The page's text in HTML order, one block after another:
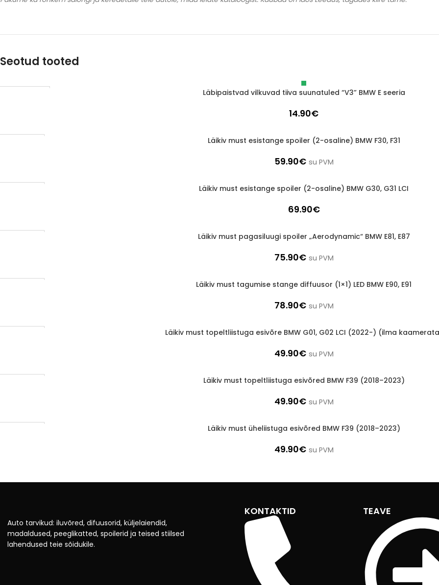
Seotud tooted
Läbipaistvad vilkuvad tiiva suunatuled “V3” BMW E seeria
14.90€
Läikiv must esistange spoiler (2-osaline) BMW F30, F31
59.90€ su PVM
Läikiv must esistange spoiler (2-osaline) BMW G30, G31 LCI
69.90€
Läikiv must pagasiluugi spoiler „Aerodynamic“ BMW E81, E87
75.90€ su PVM
Läikiv must tagumise stange diffuusor (1×1) LED BMW E90, E91
78.90€ su PVM
Läikiv must topeltliistuga esivõre BMW G01, G02 LCI (2022-) (ilma
49.90€ su PVM
Läikiv must topeltliistuga esivõred BMW F39 (2018–2023)
49.90€ su PVM
Läikiv must üheliistuga esivõred BMW F39 (2018–2023)
49.90€ su PVM
Auto tarvikud: iluvõred, difuusorid, küljelaiendid,
madaldused, peeglikatted, spoilerid ja teised stiilsed
lahendused teie sõidukile.
KONTAKTID TEAVE